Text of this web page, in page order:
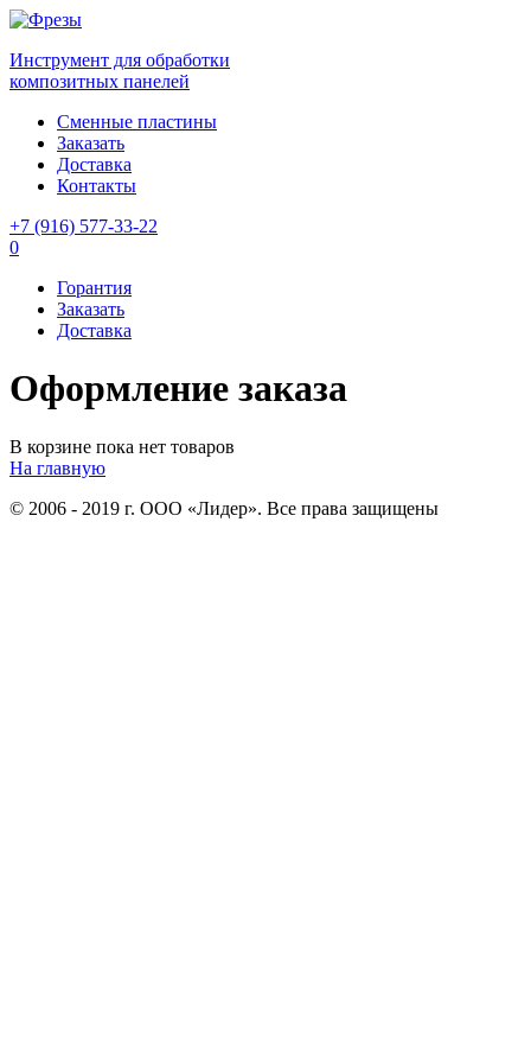
Инструмент для обработки
композитных панелей
Сменные пластины
Заказать
Доставка
Контакты
+7 (916) 577-33-22
0
Горантия
Заказать
Доставка
Оформление заказа
В корзине пока нет товаров
На главную
© 2006 - 2019 г. ООО «Лидер». Все права защищены